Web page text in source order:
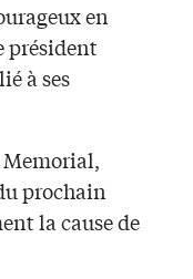
en
président
à ses
Memorial,
prochain
la cause de